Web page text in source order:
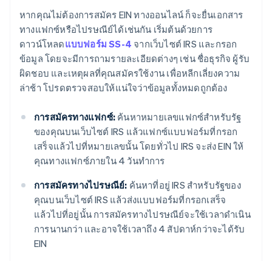
หากคุณไม่ต้องการสมัคร EIN ทางออนไลน์ ก็จะยื่นเอกสาร
ทางแฟกซ์หรือไปรษณีย์ได้เช่นกัน เริ่มต้นด้วยการ
ดาวน์โหลดแบบฟอร์ม SS-4 จากเว็บไซต์ IRS และกรอก
ข้อมูล โดยจะมีการถามรายละเอียดต่างๆ เช่น ชื่อธุรกิจ ผู้รับ
ผิดชอบ และเหตุผลที่คุณสมัครใช้งาน เพื่อหลีกเลี่ยงความ
ล่าช้า โปรดตรวจสอบให้แน่ใจว่าข้อมูลทั้งหมดถูกต้อง
การสมัครทางแฟกซ์: ค้นหาหมายเลขแฟกซ์สำหรับรัฐ
ของคุณบนเว็บไซต์ IRS แล้วแฟกซ์แบบฟอร์มที่กรอก
เสร็จแล้วไปที่หมายเลขนั้น โดยทั่วไป IRS จะส่ง EIN ให้
คุณทางแฟกซ์ภายใน 4 วันทำการ
การสมัครทางไปรษณีย์: ค้นหาที่อยู่ IRS สำหรับรัฐของ
คุณบนเว็บไซต์ IRS แล้วส่งแบบฟอร์มที่กรอกเสร็จ
แล้วไปที่อยู่นั้น การสมัครทางไปรษณีย์จะใช้เวลาดำเนิน
การนานกว่า และอาจใช้เวลาถึง 4 สัปดาห์กว่าจะได้รับ
EIN